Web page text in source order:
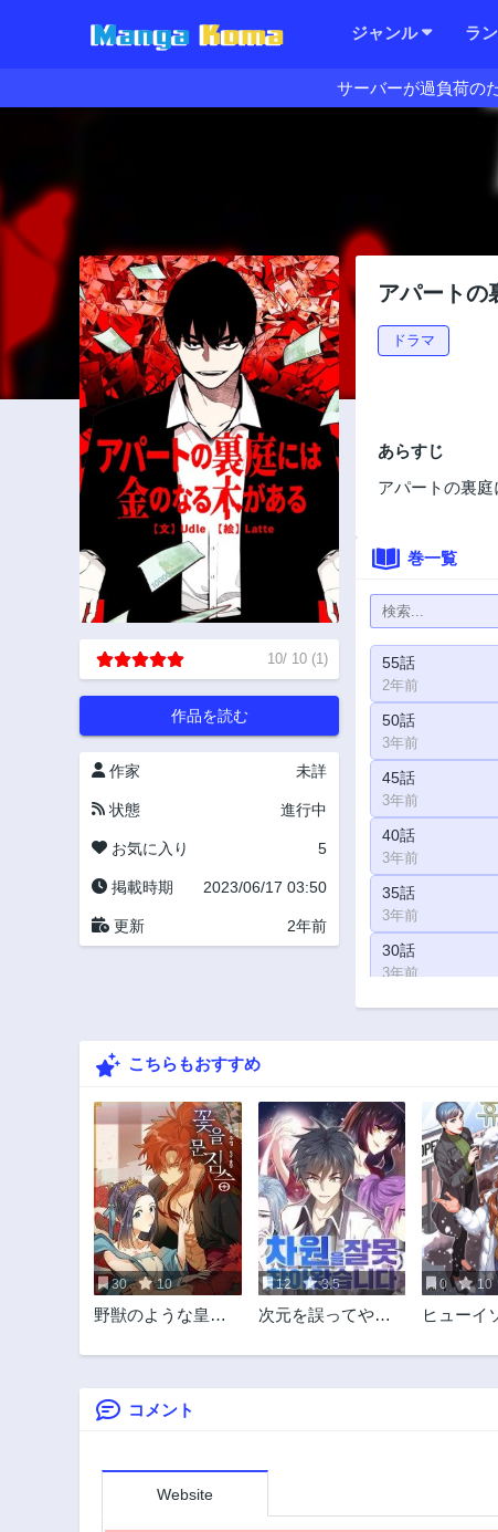
ジャンル ラ
サーバーが過負荷の
10/ 10 (1)
作品を読む
作家 未詳
状態 進行中
お気に入り 5
掲載時期 2023/06/17 03:50
更新 2年前
アパートの
ドラマ
あらすじ
アパートの裏
巻一覧
55話
2年前
50話
3年前
45話
3年前
40話
3年前
35話
3年前
30話
3年前
25話
15話
3年前
10話
3年前
5話
3年前
こちらもおすすめ
30 10
野獣のような皇太
る
12 3.5
次元を誤ってやっ
0 10
ヒューイ
コメント
Website